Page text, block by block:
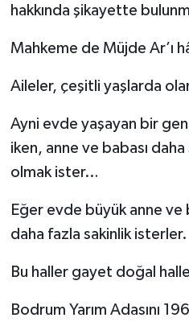
hakkında şikayette
Mahkeme de Müjde Ar’ı
Aileler, çeşitli yaşlarda
Ayni evde yaşayan bir
iken, anne ve babası
olmak ister…
Eğer evde büyük anne
daha fazla sakinlik isterler.
Bu haller gayet doğal
Bodrum Yarım Adasını